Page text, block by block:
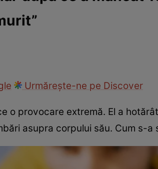
Sport
Urmărește-ne pe Discover
o provocare extremă. El a
asupra corpului său. Cum s-a